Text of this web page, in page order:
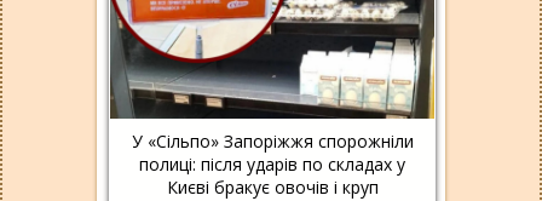
У «Сільпо» Запоріжжя спорожніли
полиці: після ударів по складах у
Києві бракує овочів і круп